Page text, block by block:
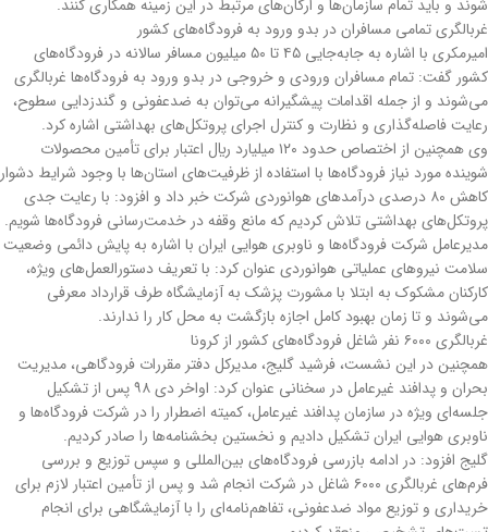
شوند و بايد تمام سازمان‌ها و ارگان‌های مرتبط در اين زمينه همکاري کنند.
غربالگری تمامی مسافران در بدو ورود به فرودگاه‌های کشور
اميرمکري با اشاره به جابه‌جایی ۴۵ تا ۵۰ ميليون مسافر سالانه در فرودگاه‌های
کشور گفت: تمام مسافران ورودي و خروجي در بدو ورود به فرودگاه‌ها غربالگري
می‌شوند و از جمله اقدامات پيشگيرانه می‌توان به ضدعفوني و گندزدايي سطوح،
رعايت فاصله‌گذاری و نظارت و کنترل اجراي پروتکل‌های بهداشتي اشاره کرد.
وي همچنين از اختصاص حدود ۱۲۰ ميليارد ريال اعتبار براي تأمین محصولات
شوينده مورد نياز فرودگاه‌ها با استفاده از ظرفیت‌های استان‌ها با وجود شرايط دشوار
کاهش ۸۰ درصدي درآمدهاي هوانوردي شرکت خبر داد و افزود: با رعايت جدي
پروتکل‌های بهداشتي تلاش کرديم که مانع وقفه در خدمت‌رسانی فرودگاه‌ها شويم.
مديرعامل شرکت فرودگاه‌ها و ناوبري هوايي ايران با اشاره به پايش دائمی وضعيت
سلامت نيروهاي عملياتي هوانوردي عنوان کرد: با تعريف دستورالعمل‌های ويژه،
کارکنان مشکوک به ابتلا با مشورت پزشک به آزمايشگاه طرف قرارداد معرفي
می‌شوند و تا زمان بهبود کامل اجازه بازگشت به محل کار را ندارند.
غربالگری ۶۰۰۰ نفر شاغل فرودگاه‌های کشور از کرونا
همچنين در اين نشست، فرشيد گليج، مديرکل دفتر مقررات فرودگاهي، مديريت
بحران و پدافند غيرعامل در سخناني عنوان کرد: اواخر دي ۹۸ پس از تشکيل
جلسه‌ای ويژه در سازمان پدافند غيرعامل، کميته اضطرار را در شرکت فرودگاه‌ها و
ناوبري هوايي ايران تشکيل داديم و نخستين بخشنامه‌ها را صادر کرديم.
گليج افزود: در ادامه بازرسي فرودگاه‌های بین‌المللی و سپس توزيع و بررسي
فرم‌های غربالگري ۶۰۰۰ شاغل در شرکت انجام شد و پس از تأمین اعتبار لازم براي
خريداري و توزيع مواد ضدعفوني، تفاهم‌نامه‌ای را با آزمايشگاهی براي انجام